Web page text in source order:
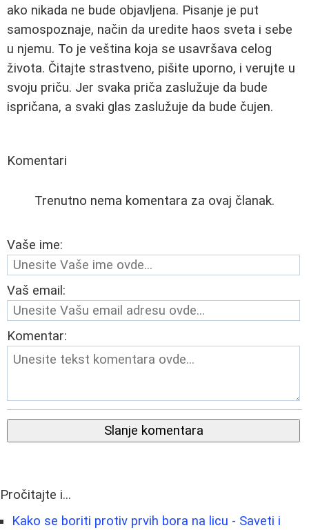
ako nikada ne bude objavljena. Pisanje je put
samospoznaje, način da uredite haos sveta i sebe
u njemu. To je veština koja se usavršava celog
života. Čitajte strastveno, pišite uporno, i verujte u
svoju priču. Jer svaka priča zaslužuje da bude
ispričana, a svaki glas zaslužuje da bude čujen.
Komentari
Trenutno nema komentara za ovaj članak.
Vaše ime:
Vaš email:
Komentar:
Slanje komentara
Pročitajte i...
Kako se boriti protiv prvih bora na licu - Saveti i